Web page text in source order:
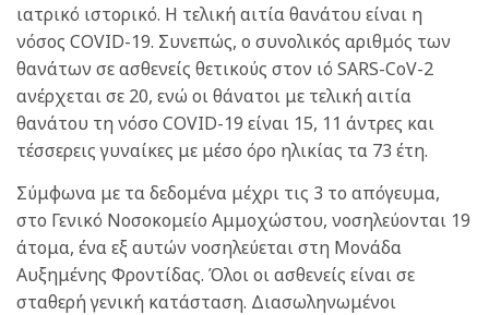
ιατρικό ιστορικό. Η τελική αιτία θανάτου είναι η
νόσος COVID-19. Συνεπώς, ο συνολικός αριθμός των
θανάτων σε ασθενείς θετικούς στον ιό SARS-CoV-2
ανέρχεται σε 20, ενώ οι θάνατοι με τελική αιτία
θανάτου τη νόσο COVID-19 είναι 15, 11 άντρες και
τέσσερεις γυναίκες με μέσο όρο ηλικίας τα 73 έτη.
Σύμφωνα με τα δεδομένα μέχρι τις 3 το απόγευμα,
στο Γενικό Νοσοκομείο Αμμοχώστου, νοσηλεύονται 19
άτομα, ένα εξ αυτών νοσηλεύεται στη Μονάδα
Αυξημένης Φροντίδας. Όλοι οι ασθενείς είναι σε
σταθερή γενική κατάσταση. Διασωληνωμένοι